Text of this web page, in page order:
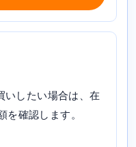
いしたい場合は、在
を確認します。